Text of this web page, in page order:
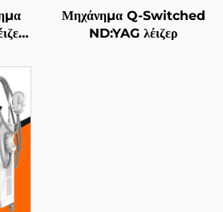
Μηχάνημα Q-Switched
ND:YAG λέιζερ